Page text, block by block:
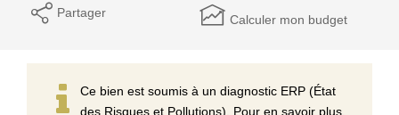
Partager Calculer mon budget
Ce bien est soumis à un diagnostic ERP (État
des Risques et Pollutions). Pour en savoir plus,